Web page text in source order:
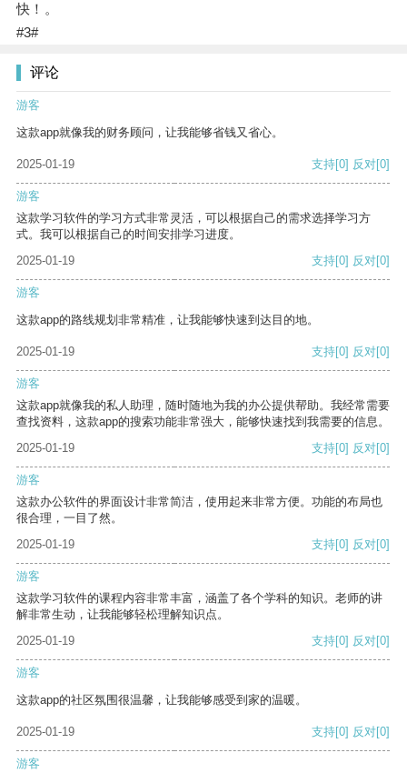
快！。
#3#
评论
游客
这款app就像我的财务顾问，让我能够省钱又省心。
2025-01-19 支持[0] 反对[0]
游客
这款学习软件的学习方式非常灵活，可以根据自己的需求选择学习方
式。我可以根据自己的时间安排学习进度。
2025-01-19
支持[0] 反对[0]
游客
这款app的路线规划非常精准，让我能够快速到达目的地。
2025-01-19 支持[0] 反对[0]
游客
这款app就像我的私人助理，随时随地为我的办公提供帮助。我经常需要
查找资料，这款app的搜索功能非常强大，能够快速找到我需要的信息。
2025-01-19
支持[0] 反对[0]
游客
这款办公软件的界面设计非常简洁，使用起来非常方便。功能的布局也
很合理，一目了然。
2025-01-19
支持[0] 反对[0]
游客
这款学习软件的课程内容非常丰富，涵盖了各个学科的知识。老师的讲
解非常生动，让我能够轻松理解知识点。
2025-01-19
支持[0] 反对[0]
游客
这款app的社区氛围很温馨，让我能够感受到家的温暖。
2025-01-19 支持[0] 反对[0]
游客